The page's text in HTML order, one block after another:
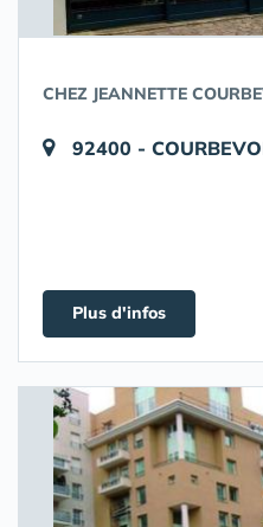
CHEZ JEANNETTE
92400 -
Plus d'infos